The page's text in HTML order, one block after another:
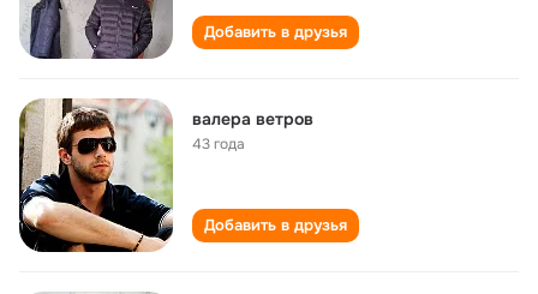
Добавить в друзья
валера ветров
43 года
Добавить в друзья